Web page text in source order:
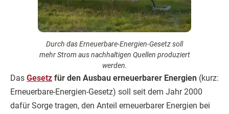
Durch das Erneuerbare-Energien-Gesetz soll
mehr Strom aus nachhaltigen Quellen produziert
werden.
Das Gesetz für den Ausbau erneuerbarer Energien (kurz:
Erneuerbare-Energien-Gesetz) soll seit dem Jahr 2000
dafür Sorge tragen, den Anteil erneuerbarer Energien bei